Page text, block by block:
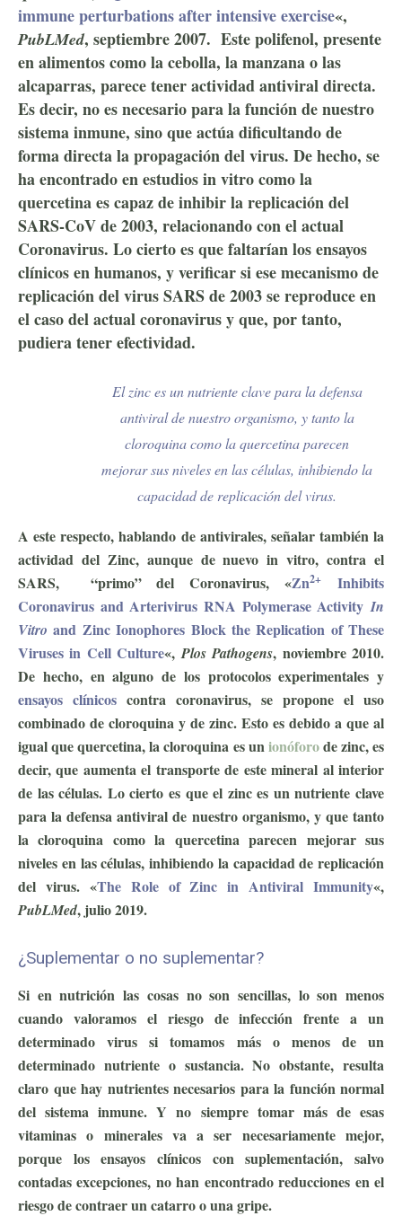
immune perturbations after intensive exercise«,
PubLMed, septiembre 2007. Este polifenol, presente
en alimentos como la cebolla, la manzana o las
alcaparras, parece tener actividad antiviral directa.
Es decir, no es necesario para la función de nuestro
sistema inmune, sino que actúa dificultando de
forma directa la propagación del virus. De hecho, se
ha encontrado en estudios in vitro como la
quercetina es capaz de inhibir la replicación del
SARS-CoV de 2003, relacionando con el actual
Coronavirus. Lo cierto es que faltarían los ensayos
clínicos en humanos, y verificar si ese mecanismo de
replicación del virus SARS de 2003 se reproduce en
el caso del actual coronavirus y que, por tanto,
pudiera tener efectividad.
El zinc es un nutriente clave para la defensa
antiviral de nuestro organismo, y tanto la
cloroquina como la quercetina parecen
mejorar sus niveles en las células, inhibiendo la
capacidad de replicación del virus.
A este respecto, hablando de antivirales, señalar también la
actividad del Zinc, aunque de nuevo in vitro, contra el
SARS, “primo” del Coronavirus, «Zn2+
Inhibits
Coronavirus and Arterivirus RNA Polymerase ActivityIn
Vitro and Zinc Ionophores Block the Replication of These
Viruses in Cell Culture«,Plos Pathogens, noviembre 2010.
De hecho, en alguno de los protocolos experimentales y
ensayos clínicos contra coronavirus, se propone el uso
combinado de cloroquina y de zinc. Esto es debido a que al
igual que quercetina, la cloroquina es unionóforode zinc, es
decir, que aumenta el transporte de este mineral al interior
de las células. Lo cierto es que el zinc es un nutriente clave
para la defensa antiviral de nuestro organismo, y que tanto
la cloroquina como la quercetina parecen mejorar sus
niveles en las células, inhibiendo la capacidad de replicación
del virus. «The Role of Zinc in Antiviral Immunity«,
PubLMed, julio 2019.
¿Suplementar o no suplementar?
Si en nutrición las cosas no son sencillas, lo son menos
cuando valoramos el riesgo de infección frente a un
determinado virus si tomamos más o menos de un
determinado nutriente o sustancia. No obstante, resulta
claro que hay nutrientes necesarios para la función normal
del sistema inmune. Y no siempre tomar más de esas
vitaminas o minerales va a ser necesariamente mejor,
porque los ensayos clínicos con suplementación, salvo
contadas excepciones, no han encontrado reducciones en el
riesgo de contraer un catarro o una gripe.